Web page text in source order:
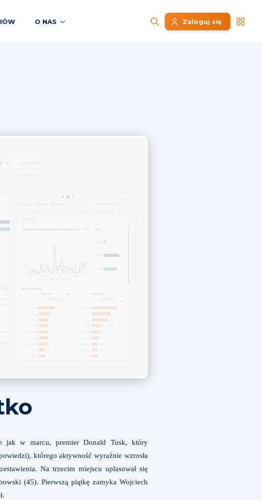
O NAS Zaloguj się
jak w marcu, premier Donald Tusk, który
którego aktywność wyraźnie wzrosła
Na trzecim miejscu uplasował się
(45). Pierwszą piątkę zamyka Wojciech